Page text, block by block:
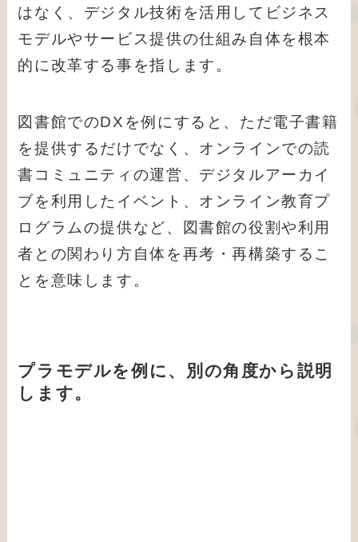
はなく、デジタル技術を活用してビジネス
モデルやサービス提供の仕組み自体を根本
的に改革する事を指します。
図書館でのDXを例にすると、ただ電子書籍
を提供するだけでなく、オンラインでの読
書コミュニティの運営、デジタルアーカイ
ブを利用したイベント、オンライン教育プ
ログラムの提供など、図書館の役割や利用
者との関わり方自体を再考・再構築するこ
とを意味します。
プラモデルを例に、別の角度から説明
します。